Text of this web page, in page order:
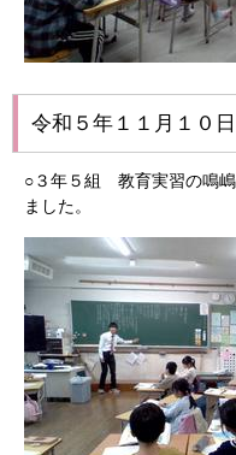
令和５年１１月１０日
○３年５組 教育実習の鳴
ました。